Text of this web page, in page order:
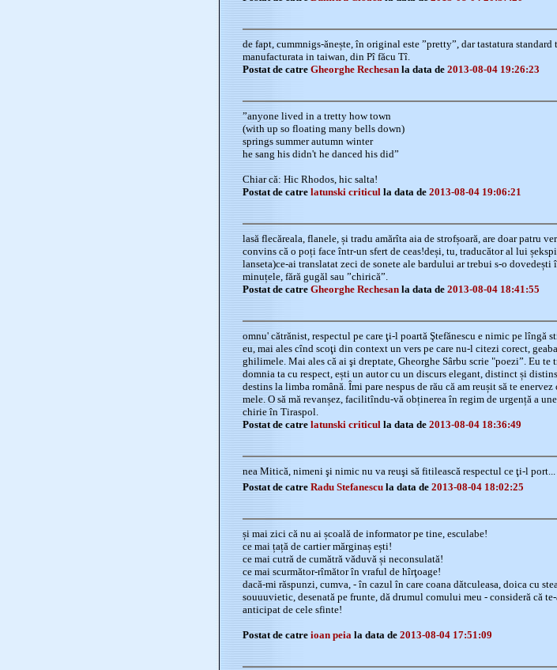
de fapt, cummnigs-ănește, în original este ”pretty”, dar tastatura standard
manufacturata in taiwan, din Pî făcu Tî.
Postat de catre Gheorghe Rechesan la data de 2013-08-04 19:26:23
”anyone lived in a tretty how town
(with up so floating many bells down)
springs summer autumn winter
he sang his didn't he danced his did”
Chiar că: Hic Rhodos, hic salta!
Postat de catre latunski criticul la data de 2013-08-04 19:06:21
lasă flecăreala, flanele, și tradu amărîta aia de strofșoară, are doar patru
convins că o poți face într-un sfert de ceas!deși, tu, traducător al lui
lanseta)ce-ai translatat zeci de sonete ale bardului ar trebui s-o dovedești
minuțele, fără gugăl sau ”chirică”.
Postat de catre Gheorghe Rechesan la data de 2013-08-04 18:41:55
omnu' cătrănist, respectul pe care ţi-l poartă Ştefănescu e nimic pe lîngă
eu, mai ales cînd scoţi din context un vers pe care nu-l citezi corect,
ghilimele. Mai ales că ai şi dreptate, Gheorghe Sârbu scrie "poezi”. Eu te
domnia ta cu respect, ești un autor cu un discurs elegant, distinct și
destins la limba română. Îmi pare nespus de rău că am reușit să te enervez
mele. O să mă revanșez, facilitîndu-vă obținerea în regim de urgență a
chirie în Tiraspol.
Postat de catre latunski criticul la data de 2013-08-04 18:36:49
nea Mitică, nimeni şi nimic nu va reuşi să fitilească respectul ce ţi-l port...
Postat de catre Radu Stefanescu la data de 2013-08-04 18:02:25
și mai zici că nu ai școală de informator pe tine, esculabe!
ce mai țață de cartier mărginaș ești!
ce mai cutră de cumătră văduvă și neconsulată!
ce mai scurmător-rîmător în vraful de hîrţoage!
dacă-mi răspunzi, cumva, - în cazul în care coana dătculeasa, doica cu
souuuvietic, desenată pe frunte, dă drumul comului meu - consideră că
anticipat de cele sfinte!
Postat de catre ioan peia la data de 2013-08-04 17:51:09